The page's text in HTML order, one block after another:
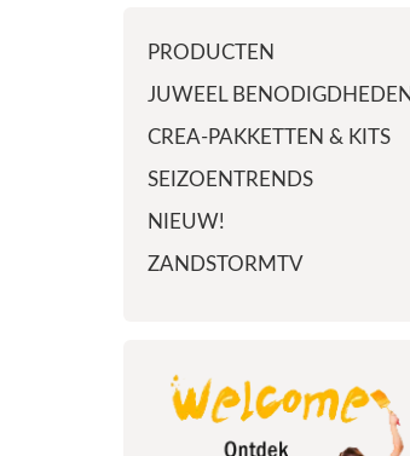
PRODUCTEN
JUWEEL BENODIGDHEDEN
CREA-PAKKETTEN & KITS
SEIZOENTRENDS
NIEUW!
ZANDSTORMTV